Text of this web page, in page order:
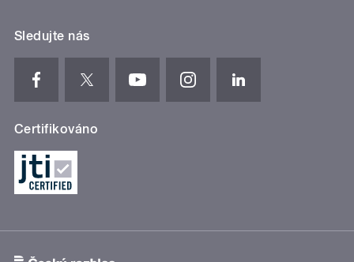
Sledujte nás
Certifikováno